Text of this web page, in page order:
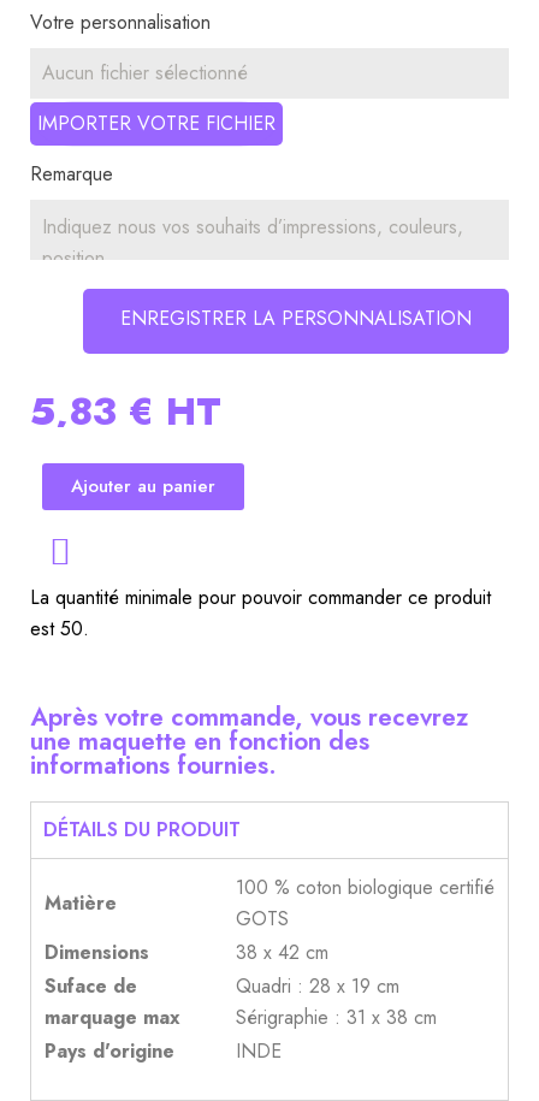
Votre personnalisation
Aucun fichier sélectionné
IMPORTER VOTRE FICHIER
Remarque
ENREGISTRER LA PERSONNALISATION
5,83 € HT
Ajouter au panier
La quantité minimale pour pouvoir commander ce produit
est 50.
Après votre commande, vous recevrez
une maquette en fonction des
informations fournies.
DÉTAILS DU PRODUIT
Matière
100 % coton biologique certifié
GOTS
Dimensions
38 x 42 cm
Suface de
marquage max
Quadri : 28 x 19 cm
Sérigraphie : 31 x 38 cm
Pays d'origine
INDE